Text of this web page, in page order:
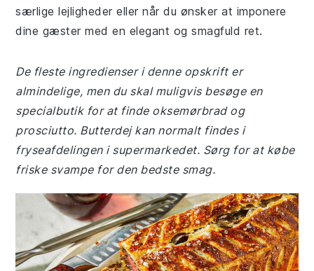
særlige lejligheder eller når du ønsker at imponere
dine gæster med en elegant og smagfuld ret.
De fleste ingredienser i denne opskrift er
almindelige, men du skal muligvis besøge en
specialbutik for at finde oksemørbrad og
prosciutto. Butterdej kan normalt findes i
fryseafdelingen i supermarkedet. Sørg for at købe
friske svampe for den bedste smag.